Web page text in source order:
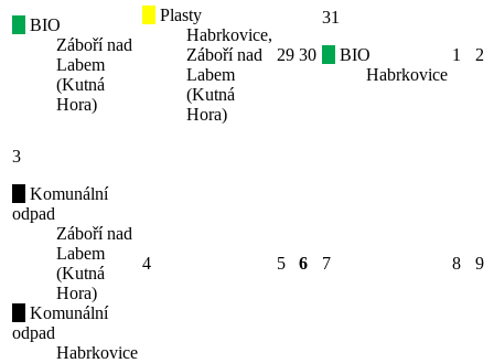
BIO
Záboří nad
Labem
(Kutná
Hora)
Plasty
Habrkovice,
Záboří nad
Labem
(Kutná
Hora)
29 30
31
BIO
Habrkovice
1 2
3
Komunální
odpad
Záboří nad
Labem
(Kutná
Hora)
Komunální
odpad
Habrkovice
4 5 6 7 8 9